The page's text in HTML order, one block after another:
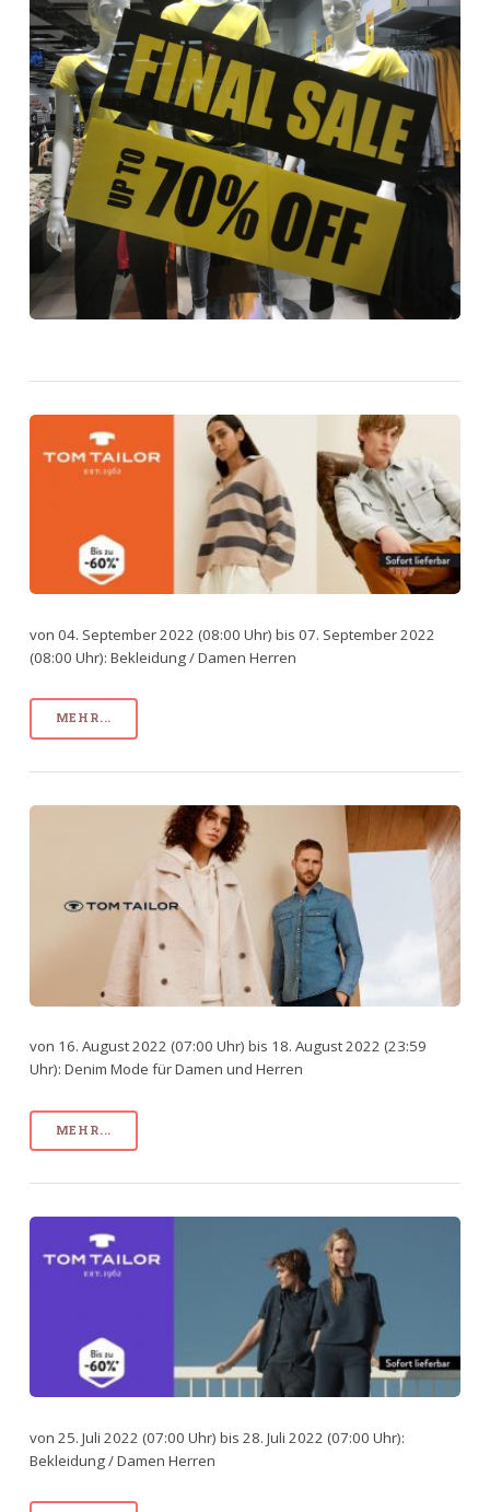
von 04. September 2022 (08:00 Uhr) bis 07. September 2022
(08:00 Uhr): Bekleidung / Damen Herren
MEHR...
von 16. August 2022 (07:00 Uhr) bis 18. August 2022 (23:59
Uhr): Denim Mode für Damen und Herren
MEHR...
von 25. Juli 2022 (07:00 Uhr) bis 28. Juli 2022 (07:00 Uhr):
Bekleidung / Damen Herren